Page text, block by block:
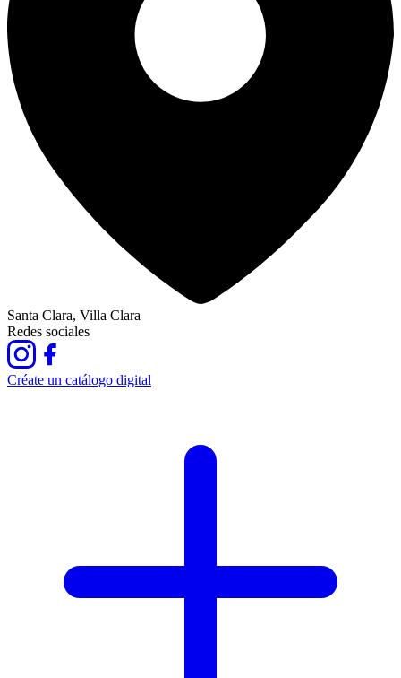
Santa Clara, Villa Clara
Redes sociales
Créate un catálogo digital